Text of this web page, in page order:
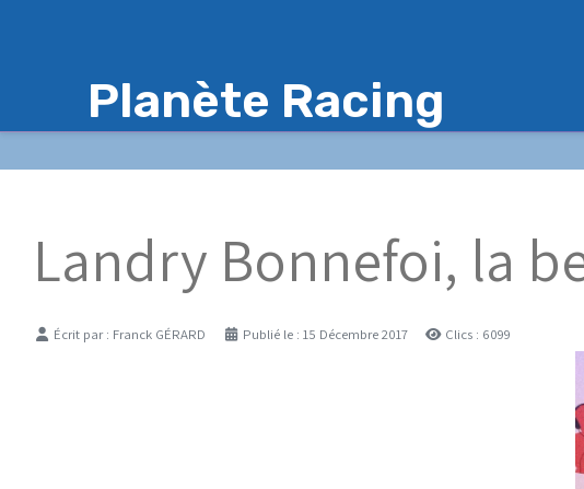
Planète Racing
Landry Bonnefoi, la
DétailsÉcrit par : Franck GÉRARD Publié le : 15 Décembre 2017 Clics : 6099